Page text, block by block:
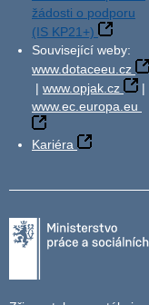
žádosti o podporu
(IS KP21+)
Související weby:
www.dotaceeu.cz
| www.opjak.cz
|
www.ec.europa.eu
Kariéra